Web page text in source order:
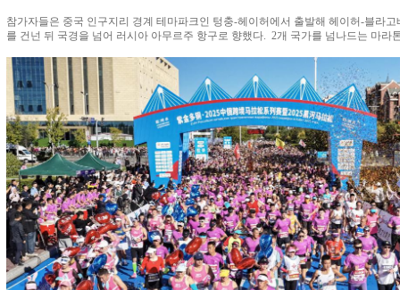
참가자들은 중국 인구지리 경계 테마파크인 텅충-헤이허에서 출발해 헤이허-블라
를 건넌 뒤 국경을 넘어 러시아 아무르주 항구로 향했다. 2개 국가를 넘나드는 마